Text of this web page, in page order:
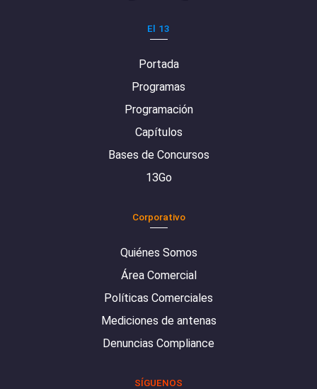
El 13
Portada
Programas
Programación
Capítulos
Bases de Concursos
13Go
Corporativo
Quiénes Somos
Área Comercial
Políticas Comerciales
Mediciones de antenas
Denuncias Compliance
SÍGUENOS